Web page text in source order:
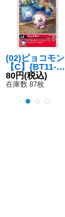
(02)ピョコモン
【C】{BT11-00
1}《赤》
80円(税込)
在庫数 87枚